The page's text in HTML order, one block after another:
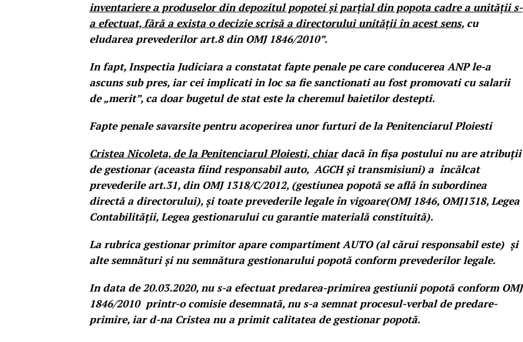
inventariere a produselor din depozitul popotei și parțial din popota cadre a unității s-
a efectuat, fără a exista o decizie scrisă a directorului unității în acest sens, cu
eludarea prevederilor art.8 din OMJ 1846/2010”.
In fapt, Inspectia Judiciara a constatat fapte penale pe care conducerea ANP le-a
ascuns sub pres, iar cei implicati in loc sa fie sanctionati au fost promovati cu salarii
de „merit”, ca doar bugetul de stat este la cheremul baietilor destepti.
Fapte penale savarsite pentru acoperirea unor furturi de la Penitenciarul Ploiesti
Cristea Nicoleta, de la Penitenciarul Ploiesti, chiardacă în fișa postului nu are atribuții
de gestionar (aceasta fiind responsabil auto, AGCH și transmisiuni) a încălcat
prevederile art.31, din OMJ 1318/C/2012, (gestiunea popotă se află în subordinea
directă a directorului), și toate prevederile legale în vigoare(OMJ 1846, OMJ1318, Legea
Contabilității, Legea gestionarului cu garantie materială constituită).
La rubrica gestionar primitor apare compartiment AUTO (al cărui responsabil este) și
alte semnături și nu semnătura gestionarului popotă conform prevederilor legale.
In data de 20.03.2020, nu s-a efectuat predarea-primirea gestiunii popotă conform OMJ
1846/2010 printr-o comisie desemnată, nu s-a semnat procesul-verbal de predare-
primire, iar d-na Cristea nu a primit calitatea de gestionar popotă.